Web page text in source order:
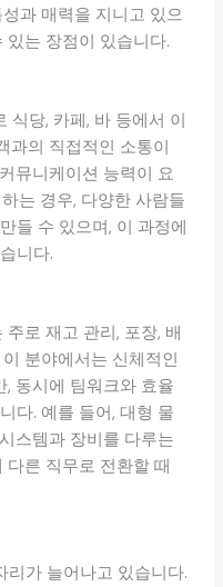
과 매력을 지니고 있으
있는 장점이 있습니다.
식당, 카페, 바 등에서 이
과의 직접적인 소통이
뮤니케이션 능력이 요
는 경우, 다양한 사람들
들 수 있으며, 이 과정에
니다.
로 재고 관리, 포장, 배
분야에서는 신체적인
동시에 팀워크와 효율
다. 예를 들어, 대형 물
스템과 장비를 다루는
른 직무로 전환할 때
리가 늘어나고 있습니다.